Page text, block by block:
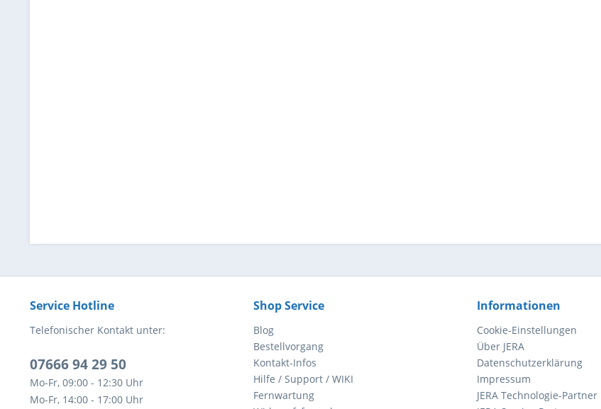
Service Hotline
Telefonischer Kontakt unter:
07666 94 29 50
Mo-Fr, 09:00 - 12:30 Uhr
Mo-Fr, 14:00 - 17:00 Uhr
Shop Service
Blog
Bestellvorgang
Kontakt-Infos
Hilfe / Support / WIKI
Fernwartung
Informationen
Cookie-Einstellungen
Über JERA
Datenschutzerklärung
Impressum
JERA Technologie-Partner